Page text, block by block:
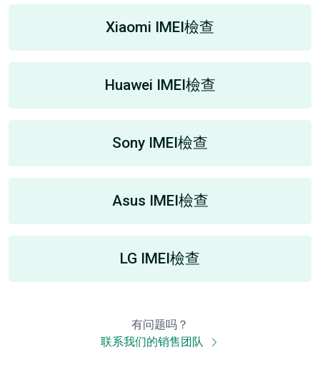
Xiaomi IMEI檢查
Huawei IMEI檢查
Sony IMEI檢查
Asus IMEI檢查
LG IMEI檢查
有问题吗？
联系我们的销售团队